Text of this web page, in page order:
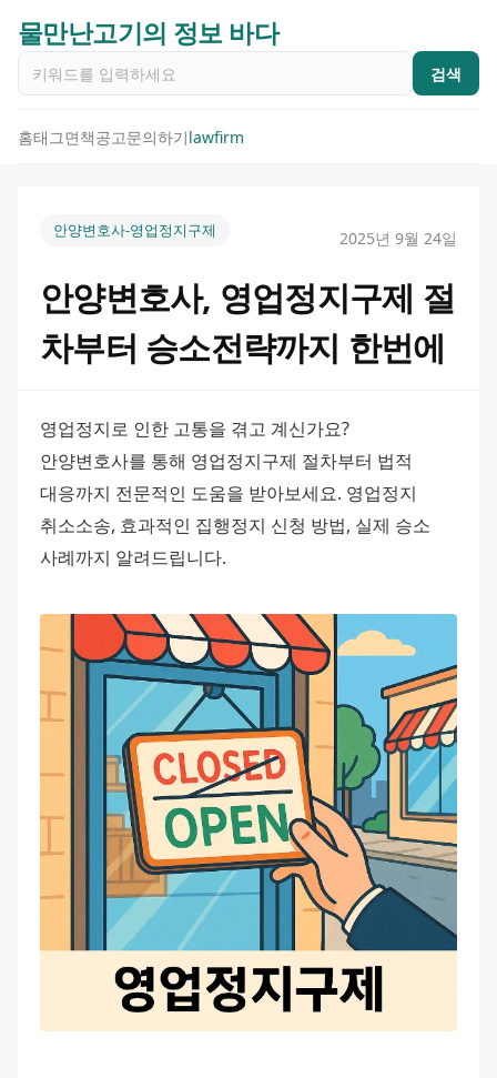
물만난고기의 정보 바다
검색
홈태그면책공고문의하기lawfirm
안양변호사-영업정지구제 2025년 9월 24일
안양변호사, 영업정지구제 절
차부터 승소전략까지 한번에
영업정지로 인한 고통을 겪고 계신가요?
안양변호사를 통해 영업정지구제 절차부터 법적
대응까지 전문적인 도움을 받아보세요. 영업정지
취소소송, 효과적인 집행정지 신청 방법, 실제 승소
사례까지 알려드립니다.